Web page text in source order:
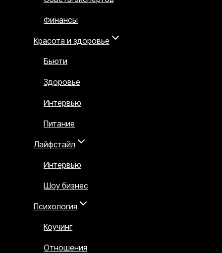
Финансы
Красота и здоровье
Бьюти
Здоровье
Интервью
Питание
Лайфстайл
Интервью
Шоу бизнес
Психология
Коучинг
Отношения